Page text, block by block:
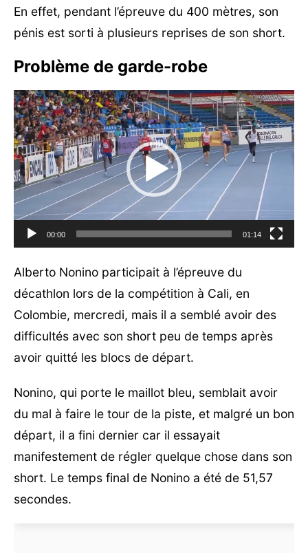
En effet, pendant l’épreuve du 400 mètres, son
pénis est sorti à plusieurs reprises de son short.
Problème de garde-robe
Lecteur
vidéo
00:00 01:14
Alberto Nonino participait à l’épreuve du
décathlon lors de la compétition à Cali, en
Colombie, mercredi, mais il a semblé avoir des
difficultés avec son short peu de temps après
avoir quitté les blocs de départ.
Nonino, qui porte le maillot bleu, semblait avoir
du mal à faire le tour de la piste, et malgré un bon
départ, il a fini dernier car il essayait
manifestement de régler quelque chose dans son
short. Le temps final de Nonino a été de 51,57
secondes.